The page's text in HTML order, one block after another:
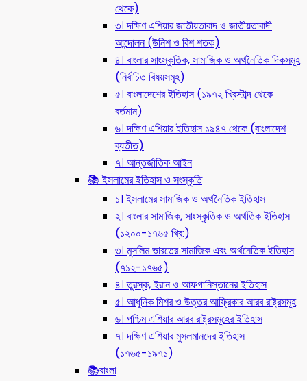
থেকে)
৩। দক্ষিণ এশিয়ার জাতীয়তাবাদ ও জাতীয়তাবাদী
আন্দোলন (উনিশ ও বিশ শতক)
৪। বাংলার সাংস্কৃতিক, সামাজিক ও অর্থনৈতিক দিকসমূহ
(নির্বাচিত বিষয়সমূহ)
৫। বাংলাদেশের ইতিহাস (১৯৭২ খ্রিস্টাব্দ থেকে
বর্তমান)
৬। দক্ষিণ এশিয়ার ইতিহাস ১৯৪৭ থেকে (বাংলাদেশ
ব্যতীত)
৭। আন্তর্জাতিক আইন
📚 ইসলামের ইতিহাস ও সংস্কৃতি
১। ইসলামের সামাজিক ও অর্থনৈতিক ইতিহাস
২। বাংলার সামাজিক, সাংস্কৃতিক ও অর্থতিক ইতিহাস
(১২০০-১৭৬৫ খ্রি:)
৩। মুসলিম ভারতের সামাজিক এবং অর্থনৈতিক ইতিহাস
(৭১২-১৭৬৫)
৪। তুরস্ক, ইরান ও আফগানিস্তানের ইতিহাস
৫। আধুনিক মিশর ও উত্তর আফ্রিকার আরব রাষ্ট্রসমূহ
৬। পশ্চিম এশিয়ার আরব রাষ্ট্রসমূহের ইতিহাস
৭। দক্ষিণ এশিয়ার মুসলমানদের ইতিহাস
(১৭৬৫-১৯৭১)
📚বাংলা